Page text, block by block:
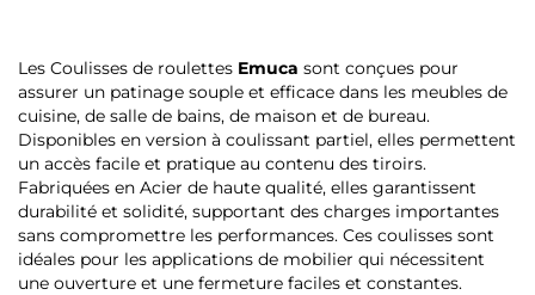
Les Coulisses de roulettes Emuca sont conçues pour
assurer un patinage souple et efficace dans les meubles de
cuisine, de salle de bains, de maison et de bureau.
Disponibles en version à coulissant partiel, elles permettent
un accès facile et pratique au contenu des tiroirs.
Fabriquées en Acier de haute qualité, elles garantissent
durabilité et solidité, supportant des charges importantes
sans compromettre les performances. Ces coulisses sont
idéales pour les applications de mobilier qui nécessitent
une ouverture et une fermeture faciles et constantes.